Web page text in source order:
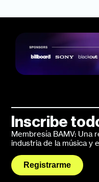
Inscribe
Membresía BAMV: Una
industria de la música y
Registrarme